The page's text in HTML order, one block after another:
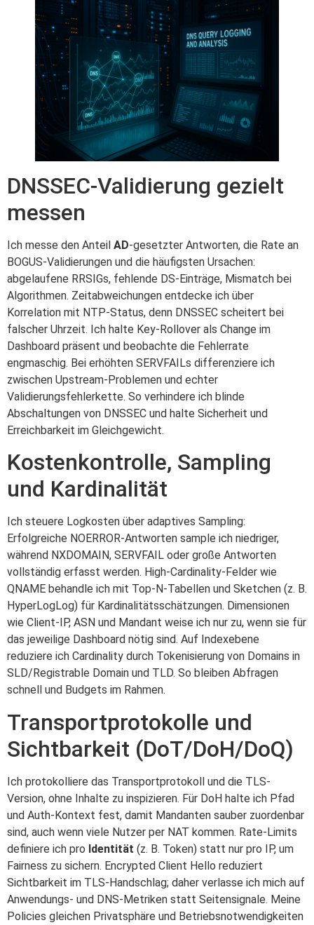
DNSSEC-Validierung gezielt
messen
Ich messe den Anteil AD-gesetzter Antworten, die Rate an
BOGUS-Validierungen und die häufigsten Ursachen:
abgelaufene RRSIGs, fehlende DS-Einträge, Mismatch bei
Algorithmen. Zeitabweichungen entdecke ich über
Korrelation mit NTP-Status, denn DNSSEC scheitert bei
falscher Uhrzeit. Ich halte Key-Rollover als Change im
Dashboard präsent und beobachte die Fehlerrate
engmaschig. Bei erhöhten SERVFAILs differenziere ich
zwischen Upstream-Problemen und echter
Validierungsfehlerkette. So verhindere ich blinde
Abschaltungen von DNSSEC und halte Sicherheit und
Erreichbarkeit im Gleichgewicht.
Kostenkontrolle, Sampling
und Kardinalität
Ich steuere Logkosten über adaptives Sampling:
Erfolgreiche NOERROR-Antworten sample ich niedriger,
während NXDOMAIN, SERVFAIL oder große Antworten
vollständig erfasst werden. High-Cardinality-Felder wie
QNAME behandle ich mit Top-N-Tabellen und Sketchen (z. B.
HyperLogLog) für Kardinalitätsschätzungen. Dimensionen
wie Client-IP, ASN und Mandant weise ich nur zu, wenn sie für
das jeweilige Dashboard nötig sind. Auf Indexebene
reduziere ich Cardinality durch Tokenisierung von Domains in
SLD/Registrable Domain und TLD. So bleiben Abfragen
schnell und Budgets im Rahmen.
Transportprotokolle und
Sichtbarkeit (DoT/DoH/DoQ)
Ich protokolliere das Transportprotokoll und die TLS-
Version, ohne Inhalte zu inspizieren. Für DoH halte ich Pfad
und Auth-Kontext fest, damit Mandanten sauber zuordenbar
sind, auch wenn viele Nutzer per NAT kommen. Rate-Limits
definiere ich pro Identität (z. B. Token) statt nur pro IP, um
Fairness zu sichern. Encrypted Client Hello reduziert
Sichtbarkeit im TLS-Handschlag; daher verlasse ich mich auf
Anwendungs- und DNS-Metriken statt Seitensignale. Meine
Policies gleichen Privatsphäre und Betriebsnotwendigkeiten